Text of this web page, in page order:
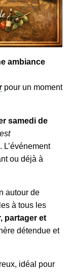
ambiance
pour un moment
samedi de
. L’événement
ou déjà à
autour de
à tous les
partager et
détendue et
idéal pour